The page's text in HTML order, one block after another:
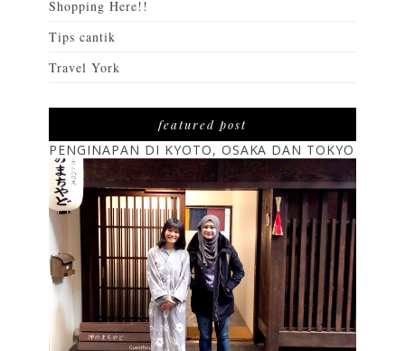
Shopping Here!!
Tips cantik
Travel York
featured post
PENGINAPAN DI KYOTO, OSAKA DAN TOKYO